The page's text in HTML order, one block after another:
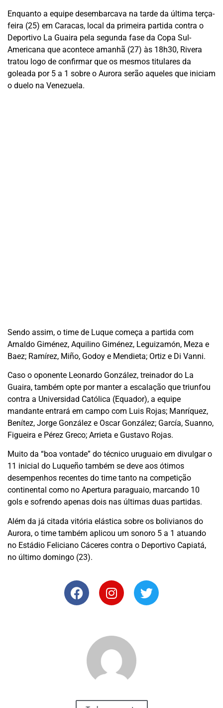
Enquanto a equipe desembarcava na tarde da última terça-
feira (25) em Caracas, local da primeira partida contra o
Deportivo La Guaira pela segunda fase da Copa Sul-
Americana que acontece amanhã (27) às 18h30, Rivera
tratou logo de confirmar que os mesmos titulares da
goleada por 5 a 1 sobre o Aurora serão aqueles que iniciam
o duelo na Venezuela.
Sendo assim, o time de Luque começa a partida com
Arnaldo Giménez, Aquilino Giménez, Leguizamón, Meza e
Baez; Ramírez, Miño, Godoy e Mendieta; Ortiz e Di Vanni.
Caso o oponente Leonardo González, treinador do La
Guaira, também opte por manter a escalação que triunfou
contra a Universidad Católica (Equador), a equipe
mandante entrará em campo com Luis Rojas; Manríquez,
Benítez, Jorge González e Oscar González; García, Suanno,
Figueira e Pérez Greco; Arrieta e Gustavo Rojas.
Muito da “boa vontade” do técnico uruguaio em divulgar o
11 inicial do Luqueño também se deve aos ótimos
desempenhos recentes do time tanto na competição
continental como no Apertura paraguaio, marcando 10
gols e sofrendo apenas dois nas últimas duas partidas.
Além da já citada vitória elástica sobre os bolivianos do
Aurora, o time também aplicou um sonoro 5 a 1 atuando
no Estádio Feliciano Cáceres contra o Deportivo Capiatá,
no último domingo (23).